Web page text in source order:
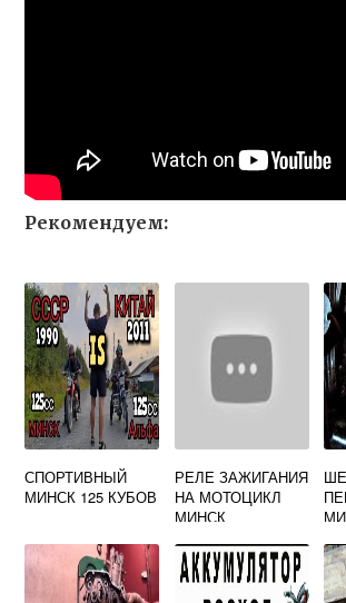
Рекомендуем:
СПОРТИВНЫЙ
МИНСК 125 КУБОВ
РЕЛЕ ЗАЖИГАНИЯ
НА МОТОЦИКЛ
МИНСК